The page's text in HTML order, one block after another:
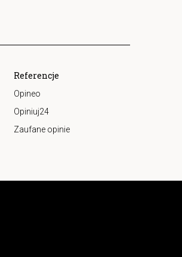
Referencje
Opineo
Opiniuj24
Zaufane opinie